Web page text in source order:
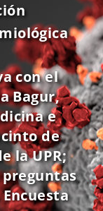
con el
Bagur,
e
de
la UPR;
Encuesta